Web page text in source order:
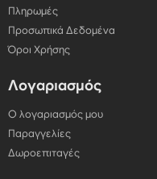
Πληρωμές
Προσωπικά Δεδομένα
Όροι Χρήσης
Λογαριασμός
Ο λογαριασμός μου
Παραγγελίες
Δωροεπιταγές